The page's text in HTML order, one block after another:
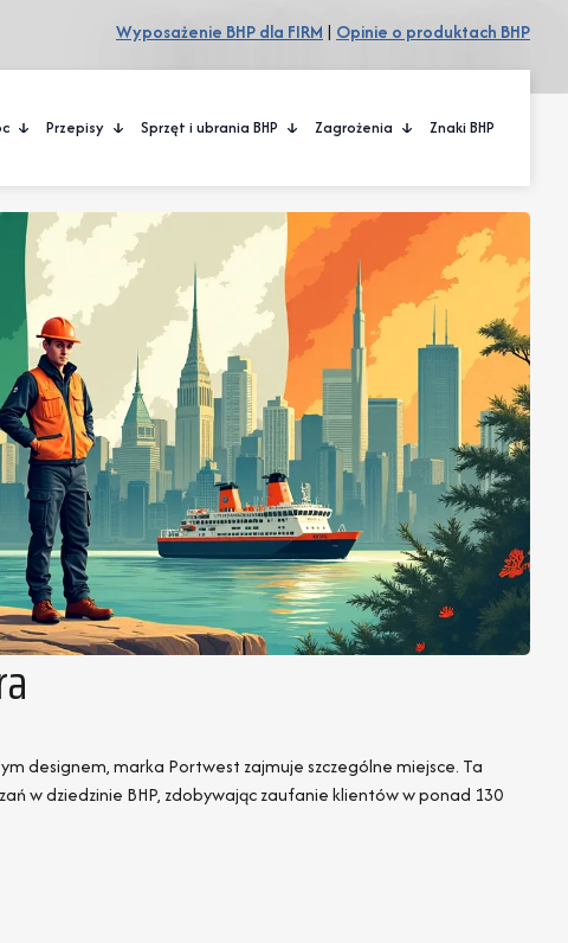
Wyposażenie BHP dla FIRM | Opinie o produktach BHP
Przepisy Sprzęt i ubrania BHP Zagrożenia Znaki BHP
designem, marka Portwest zajmuje szczególne miejsce. Ta
w dziedzinie BHP, zdobywając zaufanie klientów w ponad 130